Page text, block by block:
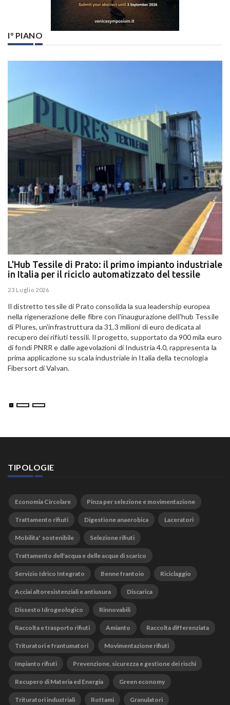
I° PIANO
L'Hub Tessile di Prato: il primo impianto industriale
in Italia per il riciclo automatizzato del tessile
23 Luglio 2026
Il distretto tessile di Prato consolida la sua leadership europea
nella rigenerazione delle fibre con l'inaugurazione dell'hub Tessile
di Plures, un'infrastruttura da 31,3 milioni di euro dedicata al
recupero dei rifiuti tessili. Il progetto, supportato da 900 mila euro
di fondi PNRR e dalle agevolazioni di Industria 4.0, rappresenta la
prima applicazione su scala industriale in Italia della tecnologia
Fibersort di Valvan.
TIPOLOGIE
Economia Circolare Pinza per selezione e movimentazione
Trattamento rifiuti Digestione anaerobica Laceratori
Mobilita' sostenibile Selezione rifiuti
Trattamento dell'acqua e delle acque di scarico
Servizio Idrico Integrato Benne frantoio Riciclaggio
Acciai altoresistenziali e antiusura Discarica
Dissesto Idrogeologico Rinnovabili
Raccolta e trasporto rifiuti Amianto Raccolta differenziata
Trituratori e frantumatori Movimentazione rifiuti
Impianto rifiuti Prevenzione, sicurezza e gestione dei rischi
Recupero di Materia ed Energia Green economy
Trituratori industriali Rottami Granulatori